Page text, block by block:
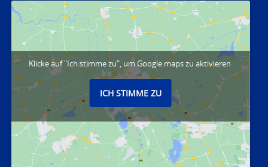
Klicke auf "Ich stimme zu", um Google maps zu aktivieren
ICH STIMME ZU